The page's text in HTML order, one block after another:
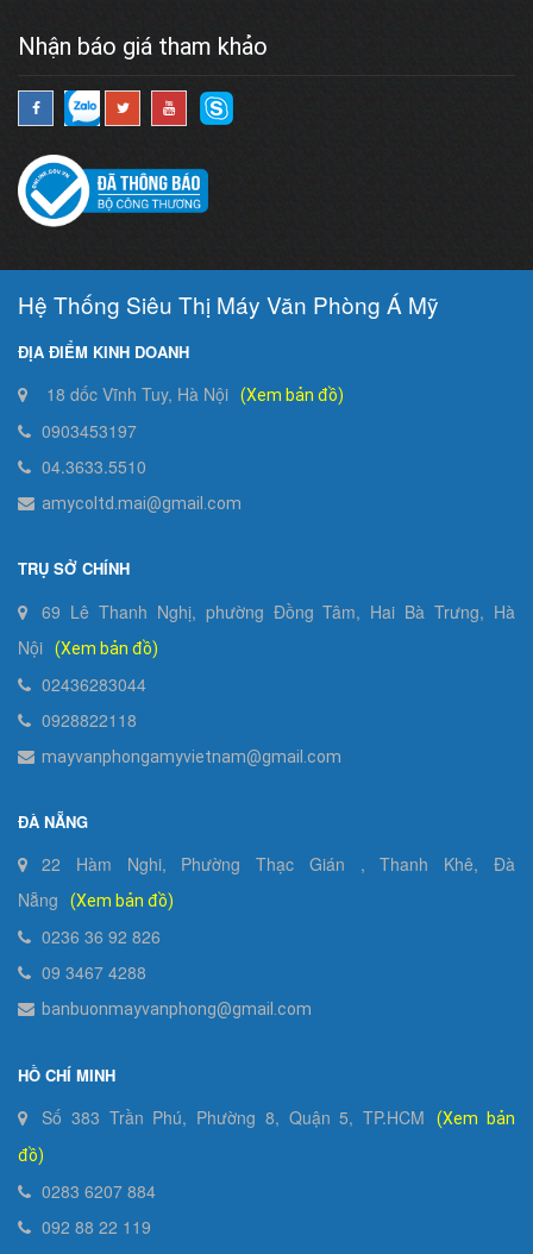
Nhận báo giá tham khảo
Hệ Thống Siêu Thị Máy Văn Phòng Á Mỹ
ĐỊA ĐIỂM KINH DOANH
18 dốc Vĩnh Tuy, Hà Nội (Xem bản đồ)
0903453197
04.3633.5510
amycoltd.mai@gmail.com
TRỤ SỞ CHÍNH
69 Lê Thanh Nghị, phường Đồng Tâm, Hai Bà Trưng, Hà
Nội
(Xem bản đồ)
02436283044
0928822118
mayvanphongamyvietnam@gmail.com
ĐÀ NẴNG
22 Hàm Nghi, Phường Thạc Gián , Thanh Khê, Đà
Nẵng
(Xem bản đồ)
0236 36 92 826
09 3467 4288
banbuonmayvanphong@gmail.com
HỒ CHÍ MINH
Số 383 Trần Phú, Phường 8, Quận 5, TP.HCM
(Xem bản
đồ)
0283 6207 884
092 88 22 119